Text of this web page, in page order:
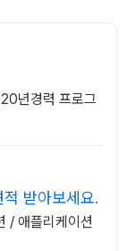
년경력 프로그
받아보세요.
/ 애플리케이션